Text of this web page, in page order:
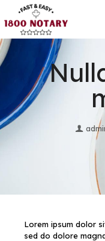
Lorem ipsum dolor
sed do dolore